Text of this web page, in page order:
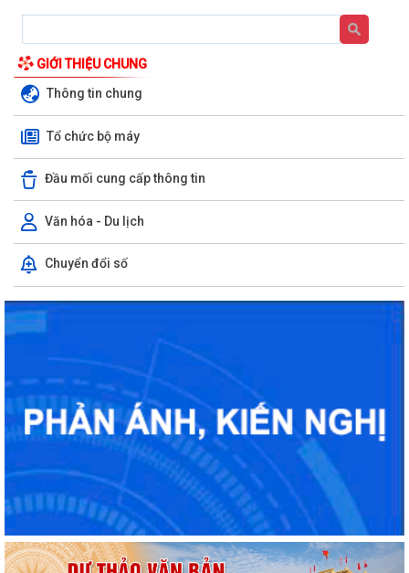
GIỚI THIỆU CHUNG
Thông tin chung
Tổ chức bộ máy
Đầu mối cung cấp thông tin
Văn hóa - Du lịch
Chuyển đổi số
Tuyển chọn thực sinh nam đi thực tập kỹ thuật tại Nhật Bản (Tháng
8/2026)
Rút ngắn thời gian giải quyết 7 thủ tục hộ kinh doanh
Lãnh đạo Sở Nội vụ Hải Phòng đối thoại với 130 doanh nghiệp